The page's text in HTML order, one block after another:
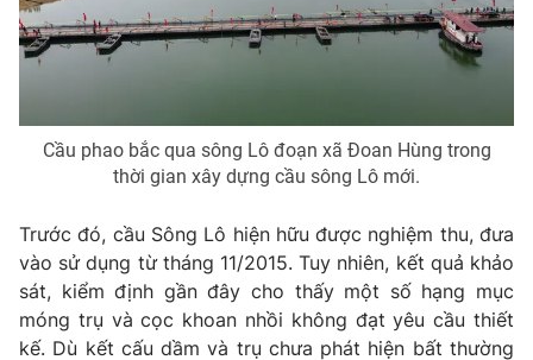
Cầu phao bắc qua sông Lô đoạn xã Đoan Hùng trong
thời gian xây dựng cầu sông Lô mới.
Trước đó, cầu Sông Lô hiện hữu được nghiệm thu, đưa
vào sử dụng từ tháng 11/2015. Tuy nhiên, kết quả khảo
sát, kiểm định gần đây cho thấy một số hạng mục
móng trụ và cọc khoan nhồi không đạt yêu cầu thiết
kế. Dù kết cấu dầm và trụ chưa phát hiện bất thường